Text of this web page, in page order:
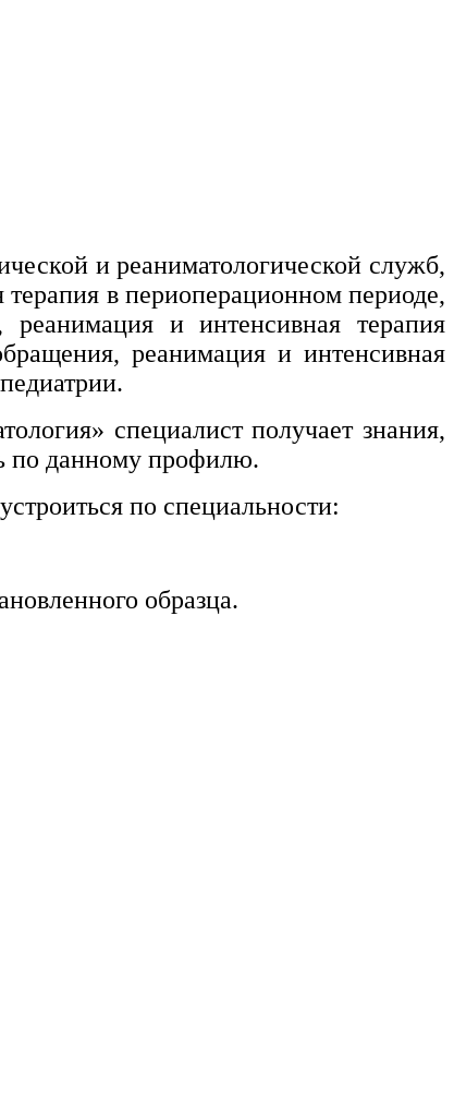
и реаниматологической служб,
в периоперационном периоде,
и интенсивная терапия
реанимация и интенсивная
специалист получает знания,
по данному профилю.
по специальности:
образца.